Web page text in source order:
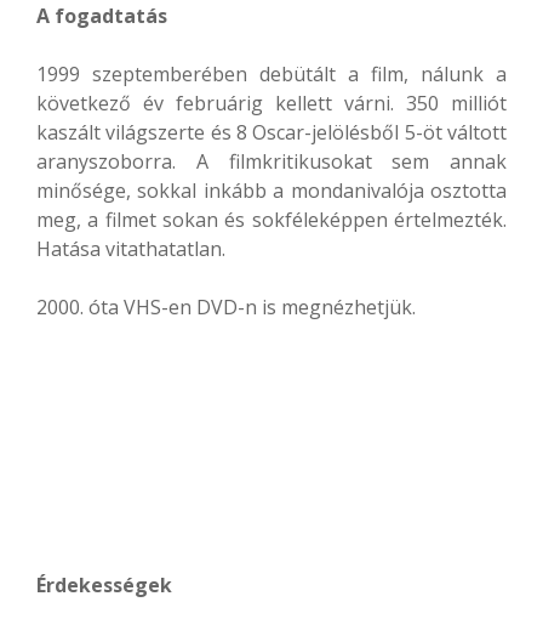
A fogadtatás
1999 szeptemberében debütált a film, nálunk a
következő év februárig kellett várni. 350 milliót
kaszált világszerte és 8 Oscar-jelölésből 5-öt váltott
aranyszoborra. A filmkritikusokat sem annak
minősége, sokkal inkább a mondanivalója osztotta
meg, a filmet sokan és sokféleképpen értelmezték.
Hatása vitathatatlan.
2000. óta VHS-en DVD-n is megnézhetjük.
Érdekességek